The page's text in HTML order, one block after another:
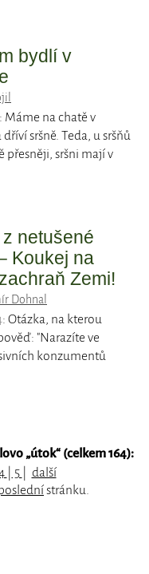
bydlí v
: Máme na chatě v
sršně. Teda, u sršňů
přesněji, sršni mají v
netušené
Koukej na
Zemi!
Dohnal
: Otázka, na kterou
"Narazíte ve
konzumentů
„útok“ (celkem 164):
5
další
stránku.